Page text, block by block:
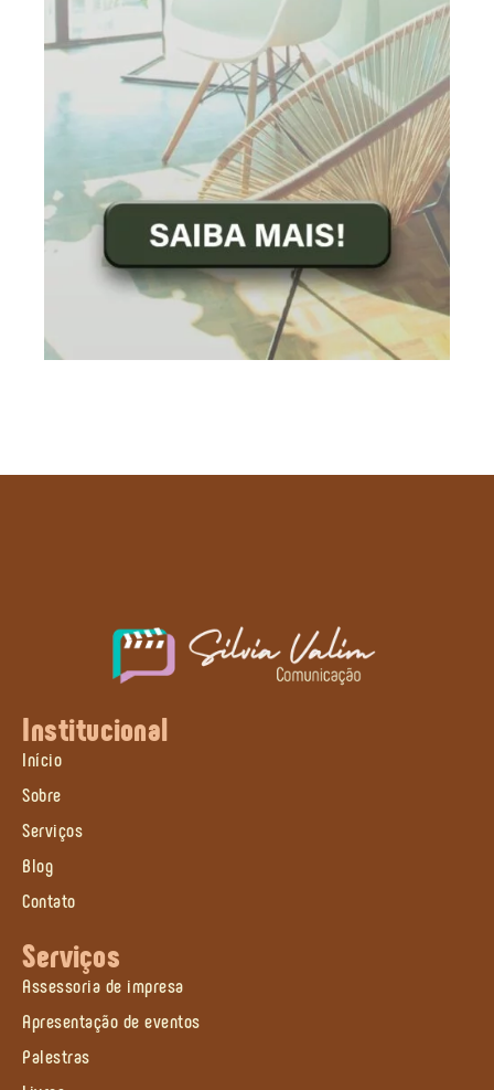
Institucional
Início
Sobre
Serviços
Blog
Contato
Serviços
Assessoria de impresa
Apresentação de eventos
Palestras